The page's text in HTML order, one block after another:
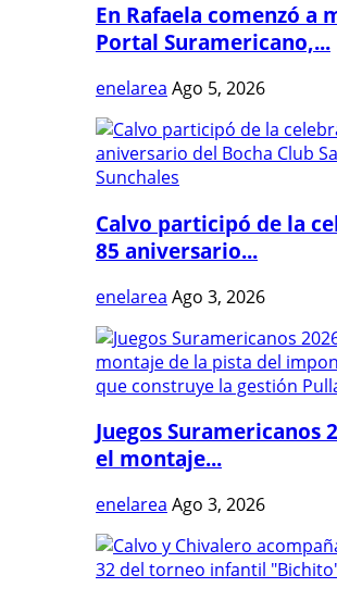
En Rafaela comenzó a
Portal Suramericano,...
enelarea Ago 5, 2026
Calvo participó de la
85 aniversario...
enelarea Ago 3, 2026
Juegos Suramericanos
el montaje...
enelarea Ago 3, 2026